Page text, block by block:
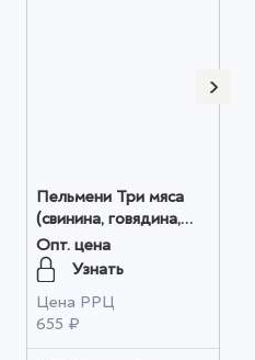
Пельмени Три мяса
(свинина, говядина,
баранина) 0.8 кг
оптом
Опт. цена
Узнать
Цена РРЦ
655 ₽